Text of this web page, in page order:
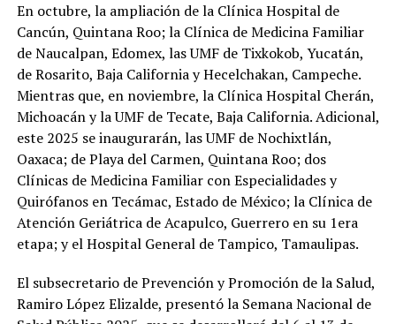
En octubre, la ampliación de la Clínica Hospital de
Cancún, Quintana Roo; la Clínica de Medicina Familiar
de Naucalpan, Edomex, las UMF de Tixkokob, Yucatán,
de Rosarito, Baja California y Hecelchakan, Campeche.
Mientras que, en noviembre, la Clínica Hospital Cherán,
Michoacán y la UMF de Tecate, Baja California. Adicional,
este 2025 se inaugurarán, las UMF de Nochixtlán,
Oaxaca; de Playa del Carmen, Quintana Roo; dos
Clínicas de Medicina Familiar con Especialidades y
Quirófanos en Tecámac, Estado de México; la Clínica de
Atención Geriátrica de Acapulco, Guerrero en su 1era
etapa; y el Hospital General de Tampico, Tamaulipas.
El subsecretario de Prevención y Promoción de la Salud,
Ramiro López Elizalde, presentó la Semana Nacional de